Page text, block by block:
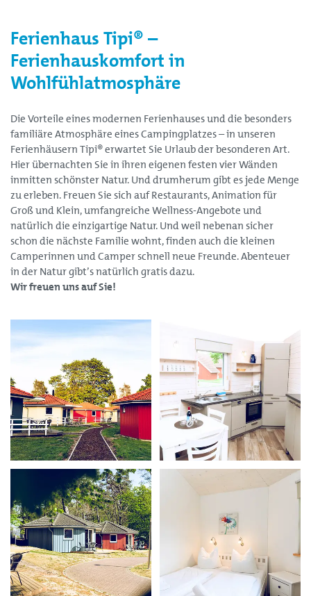
Ferienhaus Tipi® –
Ferienhauskomfort in
Wohlfühlatmosphäre
Die Vorteile eines modernen Ferienhauses und die besonders
familiäre Atmosphäre eines Campingplatzes – in unseren
Ferienhäusern Tipi® erwartet Sie Urlaub der besonderen Art.
Hier übernachten Sie in ihren eigenen festen vier Wänden
inmitten schönster Natur. Und drumherum gibt es jede Menge
zu erleben. Freuen Sie sich auf Restaurants, Animation für
Groß und Klein, umfangreiche Wellness-Angebote und
natürlich die einzigartige Natur. Und weil nebenan sicher
schon die nächste Familie wohnt, finden auch die kleinen
Camperinnen und Camper schnell neue Freunde. Abenteuer
in der Natur gibt’s natürlich gratis dazu.
Wir freuen uns auf Sie!